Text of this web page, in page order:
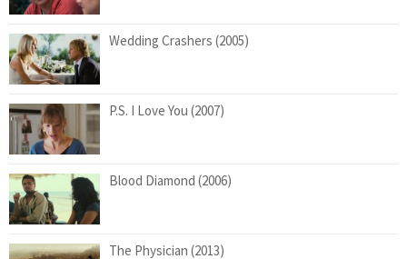
Wedding Crashers (2005)
P.S. I Love You (2007)
Blood Diamond (2006)
The Physician (2013)